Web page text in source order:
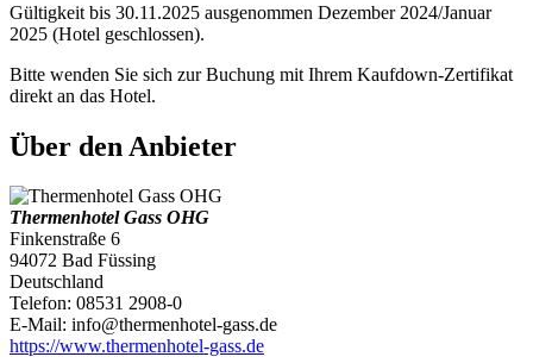
Gültigkeit bis 30.11.2025 ausgenommen Dezember 2024/Januar
2025 (Hotel geschlossen).
Bitte wenden Sie sich zur Buchung mit Ihrem Kaufdown-Zertifikat
direkt an das Hotel.
Über den Anbieter
Thermenhotel Gass OHG
Finkenstraße 6
94072 Bad Füssing
Deutschland
Telefon: 08531 2908-0
E-Mail: info@thermenhotel-gass.de
https://www.thermenhotel-gass.de